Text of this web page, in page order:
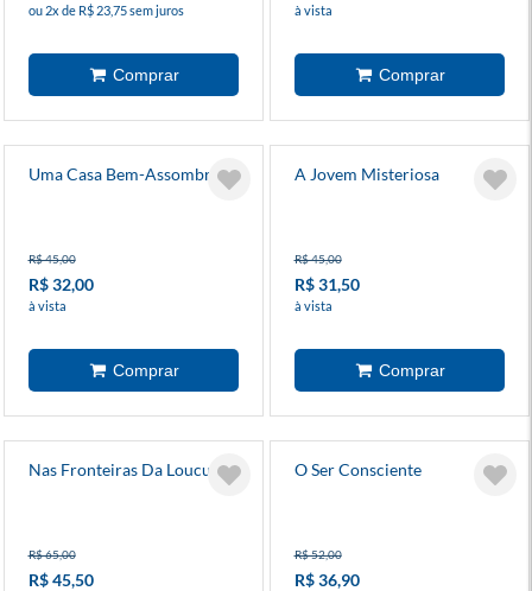
ou 2x de R$ 23,75 sem juros à vista
Uma Casa Bem-Assombrada
R$ 45,00
R$ 32,00
à vista
A Jovem Misteriosa
R$ 45,00
R$ 31,50
à vista
Nas Fronteiras Da Loucura
R$ 65,00
R$ 45,50
O Ser Consciente
R$ 52,00
R$ 36,90